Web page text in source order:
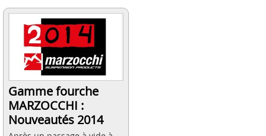
Gamme fourche
MARZOCCHI :
Nouveautés 2014